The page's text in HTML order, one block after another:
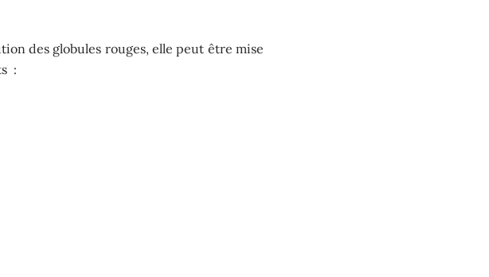
des globules rouges, elle peut être mise
: